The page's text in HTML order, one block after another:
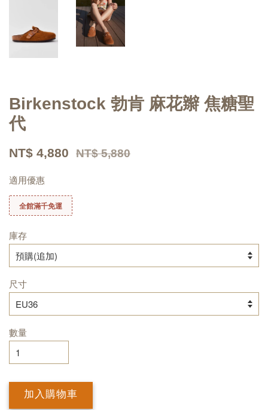
Birkenstock 勃肯 麻花辮 焦糖聖
代
NT$ 4,880 NT$ 5,880
適用優惠
全館滿千免運
庫存
尺寸
數量
加入購物車